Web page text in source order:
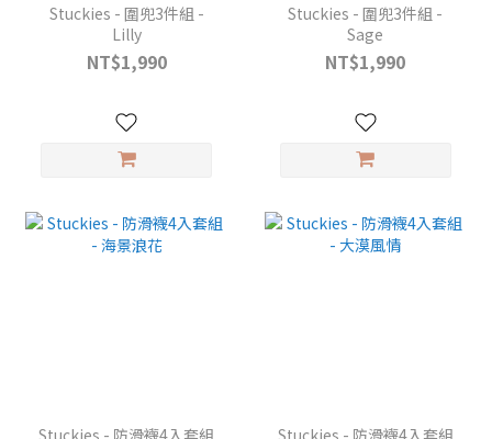
Stuckies - 圍兜3件組 -
Lilly
NT$1,990
Stuckies - 圍兜3件組 -
Sage
NT$1,990